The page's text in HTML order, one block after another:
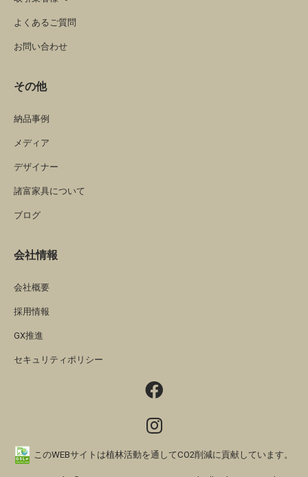
よくあるご質問
お問い合わせ
その他
納品事例
メディア
デザイナー
諸富家具について
ブログ
会社情報
会社概要
採用情報
GX推進
セキュリティポリシー
このWEBサイトは植林活動を通してCO2削減に貢献しています。